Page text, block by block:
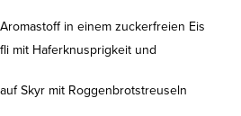
in einem zuckerfreien Eis
mit Haferknusprigkeit und
Skyr mit Roggenbrotstreuseln